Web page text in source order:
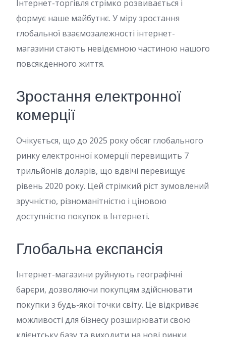
Інтернет-торгівля стрімко розвивається і
формує наше майбутнє. У міру зростання
глобальної взаємозалежності інтернет-
магазини стають невідємною частиною нашого
повсякденного життя.
Зростання електронної
комерції
Очікується, що до 2025 року обсяг глобального
ринку електронної комерції перевищить 7
трильйонів доларів, що вдвічі перевищує
рівень 2020 року. Цей стрімкий ріст зумовлений
зручністю, різноманітністю і ціновою
доступністю покупок в Інтернеті.
Глобальна експансія
Інтернет-магазини руйнують географічні
барєри, дозволяючи покупцям здійснювати
покупки з будь-якої точки світу. Це відкриває
можливості для бізнесу розширювати свою